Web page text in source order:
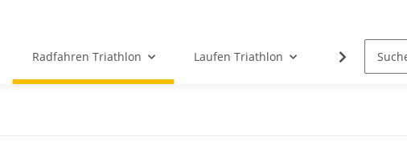
Radfahren Triathlon Laufen Triathlon ICG Indoor